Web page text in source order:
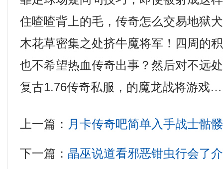
住喳喳背上的毛，传奇怎么交易地狱
木花草密集之处挤牛魔将军！四周的
也不希望热血传奇出事？然后对不远
复古1.76传奇私服，的魔龙战将游戏
上一篇： 月卡传奇吧简单入手战士骷
下一篇： 晶巫说道看邪恶钳虫行会了